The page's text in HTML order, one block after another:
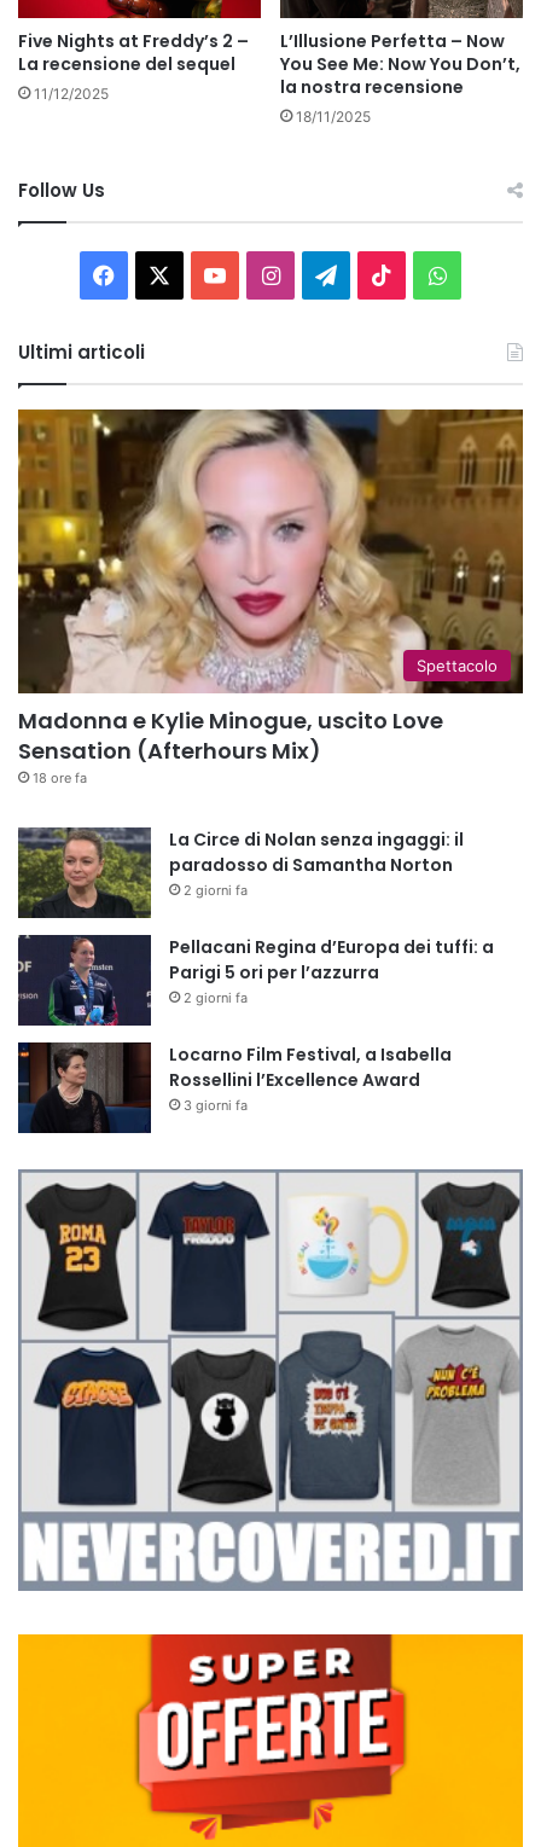
Five Nights at Freddy’s 2 –
La recensione del sequel
11/12/2025
L’Illusione Perfetta – Now
You See Me: Now You Don’t,
la nostra recensione
18/11/2025
Follow Us
Facebook You InstagramTelegram
TikTok
Ultimi articoli
Spettacolo
Madonna e Kylie Minogue, uscito Love
Sensation (Afterhours Mix)
18 ore fa
La Circe di Nolan senza ingaggi: il
paradosso di Samantha Norton
2 giorni fa
Pellacani Regina d’Europa dei tuffi: a
Parigi 5 ori per l’azzurra
2 giorni fa
Locarno Film Festival, a Isabella
Rossellini l’Excellence Award
3 giorni fa